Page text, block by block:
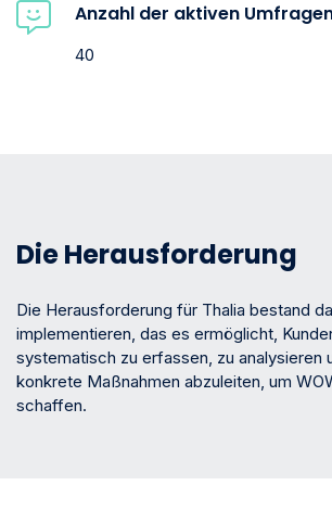
Anzahl der aktiven
40
Die Herausforderung
Die Herausforderung für Thalia bestand
implementieren, das es ermöglicht,
systematisch zu erfassen, zu analysieren
konkrete Maßnahmen abzuleiten, um
schaffen.